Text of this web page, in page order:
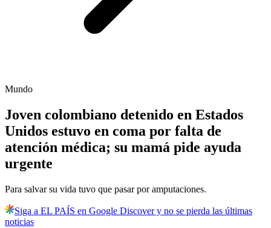
Mundo
Joven colombiano detenido en Estados
Unidos estuvo en coma por falta de
atención médica; su mamá pide ayuda
urgente
Para salvar su vida tuvo que pasar por amputaciones.
Siga a EL PAÍS en Google Discover y no se pierda las últimas
noticias